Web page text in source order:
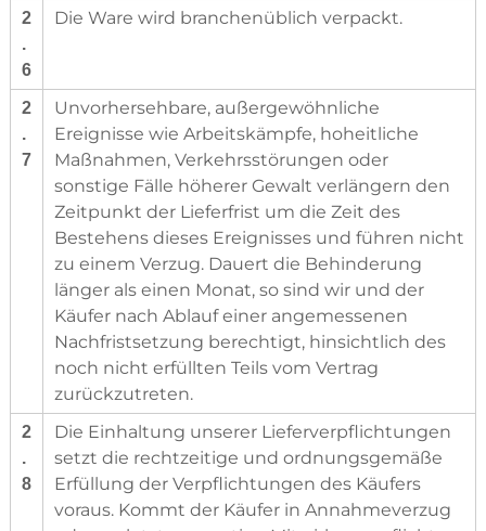
2
.
6
Die Ware wird branchenüblich verpackt.
2
.
7
Unvorhersehbare, außergewöhnliche
Ereignisse wie Arbeitskämpfe, hoheitliche
Maßnahmen, Verkehrsstörungen oder
sonstige Fälle höherer Gewalt verlängern den
Zeitpunkt der Lieferfrist um die Zeit des
Bestehens dieses Ereignisses und führen nicht
zu einem Verzug. Dauert die Behinderung
länger als einen Monat, so sind wir und der
Käufer nach Ablauf einer angemessenen
Nachfristsetzung berechtigt, hinsichtlich des
noch nicht erfüllten Teils vom Vertrag
zurückzutreten.
2
.
8
Die Einhaltung unserer Lieferverpflichtungen
setzt die rechtzeitige und ordnungsgemäße
Erfüllung der Verpflichtungen des Käufers
voraus. Kommt der Käufer in Annahmeverzug